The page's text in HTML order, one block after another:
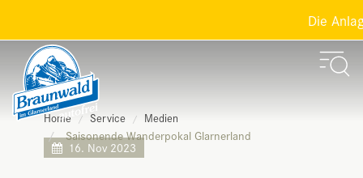
Die
16. Nov 2023
Home Service Medien
Saisonende Wanderpokal Glarnerland